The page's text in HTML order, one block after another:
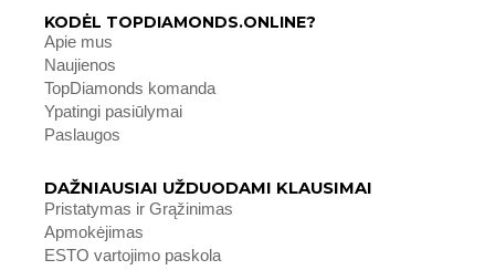
KODĖL TOPDIAMONDS.ONLINE?
Apie mus
Naujienos
TopDiamonds komanda
Ypatingi pasiūlymai
Paslaugos
DAŽNIAUSIAI UŽDUODAMI KLAUSIMAI
Pristatymas ir Grąžinimas
Apmokėjimas
ESTO vartojimo paskola